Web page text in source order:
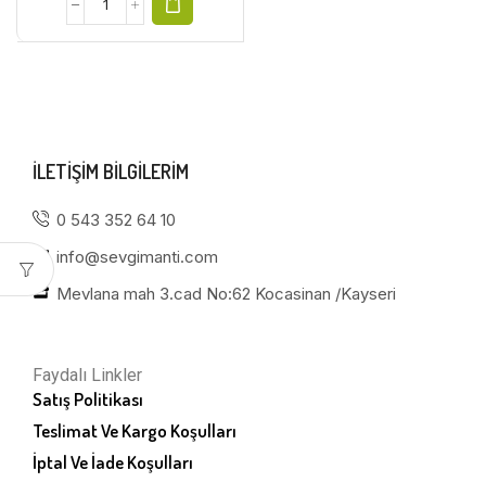
ILETIŞIM BILGILERIM
0 543 352 64 10
info@sevgimanti.com
Mevlana mah 3.cad No:62 Kocasinan /Kayseri
Faydalı Linkler
Satış Politikası
Teslimat Ve Kargo Koşulları
İptal Ve İade Koşulları